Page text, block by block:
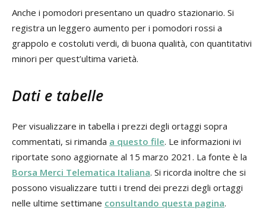
Anche i pomodori presentano un quadro stazionario. Si
registra un leggero aumento per i pomodori rossi a
grappolo e costoluti verdi, di buona qualità, con quantitativi
minori per quest’ultima varietà.
Dati e tabelle
Per visualizzare in tabella i prezzi degli ortaggi sopra
commentati, si rimanda a questo file. Le informazioni ivi
riportate sono aggiornate al 15 marzo 2021. La fonte è la
Borsa Merci Telematica Italiana. Si ricorda inoltre che si
possono visualizzare tutti i trend dei prezzi degli ortaggi
nelle ultime settimane consultando questa pagina.